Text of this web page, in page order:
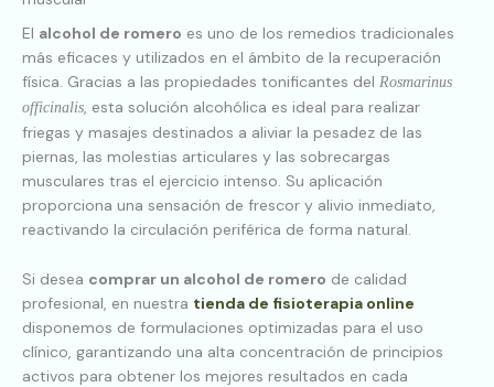
El alcohol de romero es uno de los remedios tradicionales
más eficaces y utilizados en el ámbito de la recuperación
física. Gracias a las propiedades tonificantes del Rosmarinus
officinalis, esta solución alcohólica es ideal para realizar
friegas y masajes destinados a aliviar la pesadez de las
piernas, las molestias articulares y las sobrecargas
musculares tras el ejercicio intenso. Su aplicación
proporciona una sensación de frescor y alivio inmediato,
reactivando la circulación periférica de forma natural.
Si desea comprar un alcohol de romero de calidad
profesional, en nuestra tienda de fisioterapia online
disponemos de formulaciones optimizadas para el uso
clínico, garantizando una alta concentración de principios
activos para obtener los mejores resultados en cada